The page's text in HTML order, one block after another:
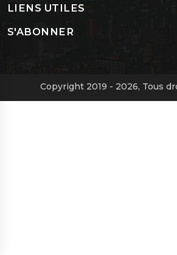
LIENS UTILES
S'ABONNER
Copyright 2019 - 2026, Tous